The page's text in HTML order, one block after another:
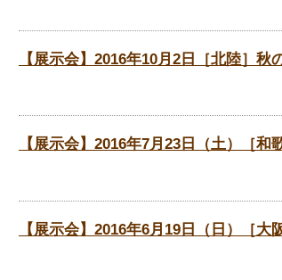
【展示会】2016年10月2日［北陸］秋
【展示会】2016年7月23日（土）［
【展示会】2016年6月19日（日）［大